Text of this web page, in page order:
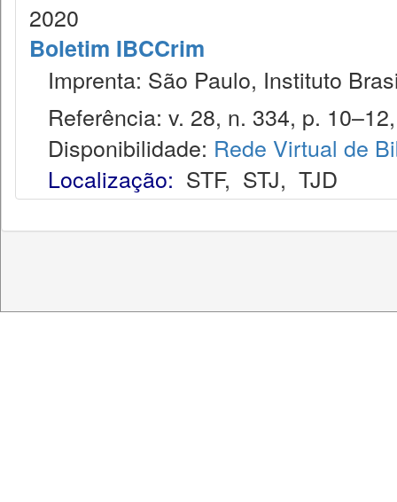
2020
Boletim IBCCrim
Imprenta: São Paulo, Instituto
Referência: v. 28, n. 334, p.
Disponibilidade: Rede Virtual de
Localização: STF, STJ, TJD